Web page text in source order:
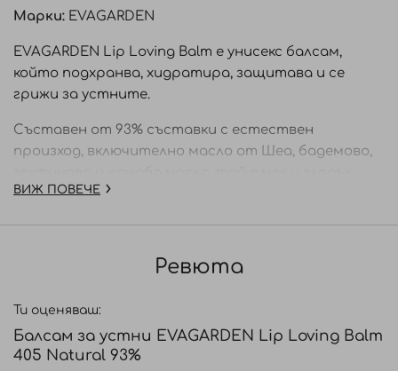
Марки: EVAGARDEN
EVAGARDEN Lip Loving Balm е унисекс балсам,
който подхранва, хидратира, защитава и се
грижи за устните.
Съставен от 93% съставки с естествен
произход, включително масло от Шеа, бадемово,
идеален за възстановяване на комфорта на
Балсам, който ще обикне вашите устни,
Състав:
BIS-DIGLYCERYL POLYACYLADIPATE-2, RICINUS
ВИЖ ПОВЕЧЕ
Ревюта
Ти оценяваш:
Балсам за устни EVAGARDEN Lip Loving Balm
405 Natural 93%